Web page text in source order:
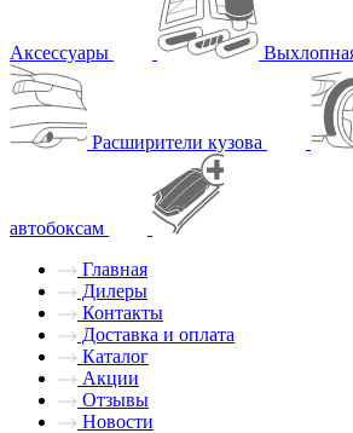
Аксессуары
Расширители кузова
автобоксам
Главная
Дилеры
Контакты
Доставка и оплата
Каталог
Акции
Отзывы
Новости